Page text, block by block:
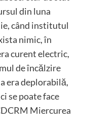
din luna
când institutul
nimic, în
curent electric,
de încălzire
era deplorabilă,
se poate face
Miercurea